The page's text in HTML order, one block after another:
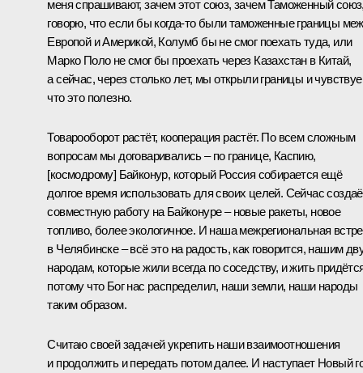
меня спрашивают, зачем этот союз, зачемТаможенный союз
говорю, что если бы когда-то были таможенные границы
Европой и Америкой, Колумб бы не смог поехать туда, или
Марко Поло не смог бы проехать через Казахстан в Китай,
а сейчас, через столько лет, мы открыли границы и
что это полезно.
Товарооборот растёт, кооперация растёт. По всем сложным
вопросам мы договаривались – по границе, Каспию,
[космодрому] Байконур, который Россия собирается ещё
долгое время использовать для своих целей. Сейчас
совместную работу на Байконуре – новые ракеты, новое
топливо, более экологичное. И наша межрегиональная
в Челябинске – всё это на радость, как говорится, нашим
народам, которые жили всегда по соседству, и жить
потому что Бог нас распределил, наши земли, наши народы
таким образом.
Считаю своей задачей укрепить наши взаимоотношения
и продолжить и передать потом далее. И наступает Новый